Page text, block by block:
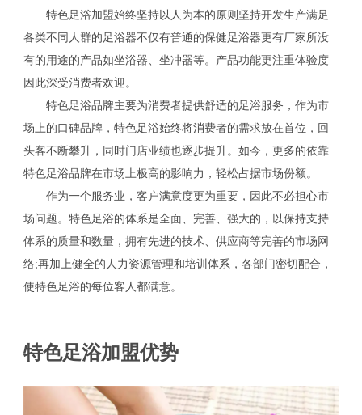
特色足浴加盟始终坚持以人为本的原则坚持开发生产满足
各类不同人群的足浴器不仅有普通的保健足浴器更有厂家所没
有的用途的产品如坐浴器、坐冲器等。产品功能更注重体验度
因此深受消费者欢迎。
特色足浴品牌主要为消费者提供舒适的足浴服务，作为市
场上的口碑品牌，特色足浴始终将消费者的需求放在首位，回
头客不断攀升，同时门店业绩也逐步提升。如今，更多的依靠
特色足浴品牌在市场上极高的影响力，轻松占据市场份额。
作为一个服务业，客户满意度更为重要，因此不必担心市
场问题。特色足浴的体系是全面、完善、强大的，以保持支持
体系的质量和数量，拥有先进的技术、供应商等完善的市场网
络;再加上健全的人力资源管理和培训体系，各部门密切配合，
使特色足浴的每位客人都满意。
特色足浴加盟优势